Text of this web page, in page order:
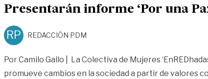
Presentarán informe ‘Por una
RP REDACCIÓN PDM
Por Camilo Gallo | La Colectiva de Mujeres
promueve cambios en la sociedad a partir de valores